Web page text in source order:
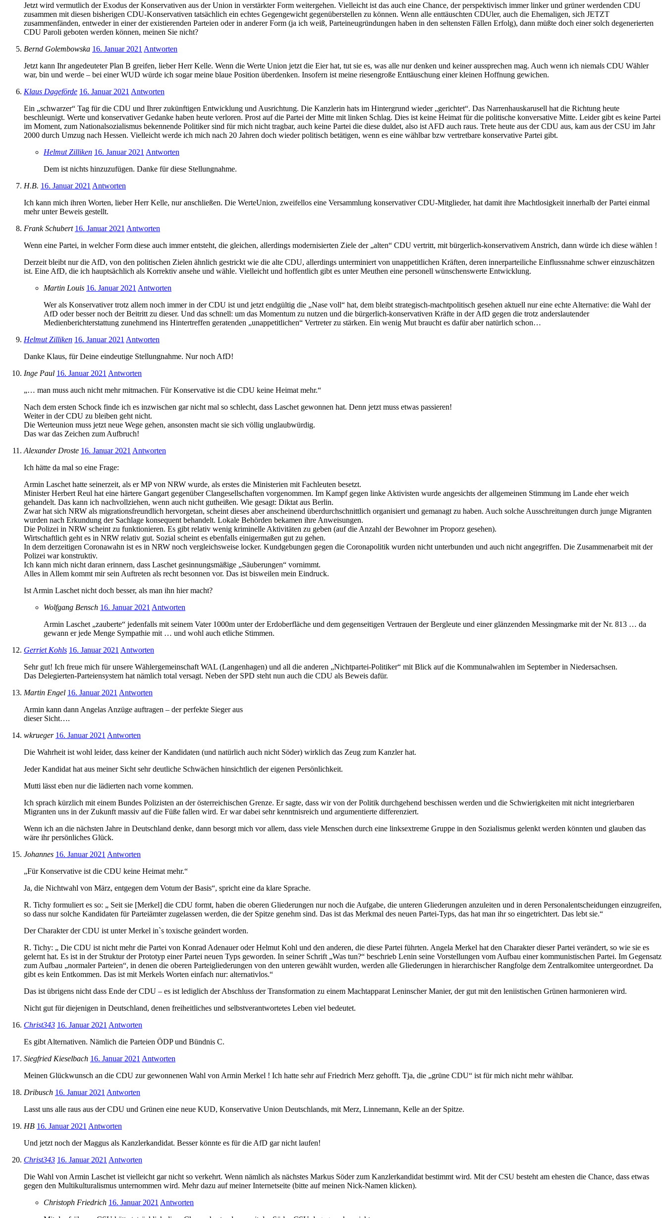
Jetzt wird vermutlich der Exodus der Konservativen aus der Union in verstärkter Form weitergehen. Vielleicht ist das auch eine Chance, der perspektivisch immer linker und grüner werdenden CDU
zusammen mit diesen bisherigen CDU-Konservativen tatsächlich ein echtes Gegengewicht gegenüberstellen zu können. Wenn alle enttäuschten CDUler, auch die Ehemaligen, sich JETZT
zusammenfänden, entweder in einer der existierenden Parteien oder in anderer Form (ja ich weiß, Parteineugründungen haben in den seltensten Fällen Erfolg), dann müßte doch einer solch degenerierten
CDU Paroli geboten werden können, meinen Sie nicht?
Bernd Golembowska 16. Januar 2021 Antworten
Jetzt kann Ihr angedeuteter Plan B greifen, lieber Herr Kelle. Wenn die Werte Union jetzt die Eier hat, tut sie es, was alle nur denken und keiner aussprechen mag. Auch wenn ich niemals CDU Wähler
war, bin und werde – bei einer WUD würde ich sogar meine blaue Position überdenken. Insofern ist meine riesengroße Enttäuschung einer kleinen Hoffnung gewichen.
Klaus Dageförde 16. Januar 2021 Antworten
Ein „schwarzer“ Tag für die CDU und Ihrer zukünftigen Entwicklung und Ausrichtung. Die Kanzlerin hats im Hintergrund wieder „gerichtet“. Das Narrenhauskarusell hat die Richtung heute
beschleunigt. Werte und konservativer Gedanke haben heute verloren. Prost auf die Partei der Mitte mit linken Schlag. Dies ist keine Heimat für die politische konversative Mitte. Leider gibt es keine Partei
im Moment, zum Nationalsozialismus bekennende Politiker sind für mich nicht tragbar, auch keine Partei die diese duldet, also ist AFD auch raus. Trete heute aus der CDU aus, kam aus der CSU im Jahr
2000 durch Umzug nach Hessen. Vielleicht werde ich mich nach 20 Jahren doch wieder politisch betätigen, wenn es eine wählbar bzw vertretbare konservative Partei gibt.
Helmut Zilliken 16. Januar 2021 Antworten
Dem ist nichts hinzuzufügen. Danke für diese Stellungnahme.
H.B. 16. Januar 2021 Antworten
Ich kann mich ihren Worten, lieber Herr Kelle, nur anschließen. Die WerteUnion, zweifellos eine Versammlung konservativer CDU-Mitglieder, hat damit ihre Machtlosigkeit innerhalb der Partei einmal
mehr unter Beweis gestellt.
Frank Schubert 16. Januar 2021 Antworten
Wenn eine Partei, in welcher Form diese auch immer entsteht, die gleichen, allerdings modernisierten Ziele der „alten“ CDU vertritt, mit bürgerlich-konservativem Anstrich, dann würde ich diese wählen !
Derzeit bleibt nur die AfD, von den politischen Zielen ähnlich gestrickt wie die alte CDU, allerdings unterminiert von unappetitlichen Kräften, deren innerparteiliche Einflussnahme schwer einzuschätzen
ist. Eine AfD, die ich hauptsächlich als Korrektiv ansehe und wähle. Vielleicht und hoffentlich gibt es unter Meuthen eine personell wünschenswerte Entwicklung.
Martin Louis 16. Januar 2021 Antworten
Wer als Konservativer trotz allem noch immer in der CDU ist und jetzt endgültig die „Nase voll“ hat, dem bleibt strategisch-machtpolitisch gesehen aktuell nur eine echte Alternative: die Wahl der
AfD oder besser noch der Beitritt zu dieser. Und das schnell: um das Momentum zu nutzen und die bürgerlich-konservativen Kräfte in der AfD gegen die trotz anderslautender
Medienberichterstattung zunehmend ins Hintertreffen geratenden „unappetitlichen“ Vertreter zu stärken. Ein wenig Mut braucht es dafür aber natürlich schon…
Helmut Zilliken 16. Januar 2021 Antworten
Danke Klaus, für Deine eindeutige Stellungnahme. Nur noch AfD!
Inge Paul 16. Januar 2021 Antworten
„… man muss auch nicht mehr mitmachen. Für Konservative ist die CDU keine Heimat mehr.“
Nach dem ersten Schock finde ich es inzwischen gar nicht mal so schlecht, dass Laschet gewonnen hat. Denn jetzt muss etwas passieren!
Weiter in der CDU zu bleiben geht nicht.
Die Werteunion muss jetzt neue Wege gehen, ansonsten macht sie sich völlig unglaubwürdig.
Das war das Zeichen zum Aufbruch!
Alexander Droste 16. Januar 2021 Antworten
Ich hätte da mal so eine Frage:
Armin Laschet hatte seinerzeit, als er MP von NRW wurde, als erstes die Ministerien mit Fachleuten besetzt.
Minister Herbert Reul hat eine härtere Gangart gegenüber Clangesellschaften vorgenommen. Im Kampf gegen linke Aktivisten wurde angesichts der allgemeinen Stimmung im Lande eher weich
gehandelt. Das kann ich nachvollziehen, wenn auch nicht gutheißen. Wie gesagt: Diktat aus Berlin.
Zwar hat sich NRW als migrationsfreundlich hervorgetan, scheint dieses aber anscheinend überdurchschnittlich organisiert und gemanagt zu haben. Auch solche Ausschreitungen durch junge Migranten
wurden nach Erkundung der Sachlage konsequent behandelt. Lokale Behörden bekamen ihre Anweisungen.
Die Polizei in NRW scheint zu funktionieren. Es gibt relativ wenig kriminelle Aktivitäten zu geben (auf die Anzahl der Bewohner im Proporz gesehen).
Wirtschaftlich geht es in NRW relativ gut. Sozial scheint es ebenfalls einigermaßen gut zu gehen.
In dem derzeitigen Coronawahn ist es in NRW noch vergleichsweise locker. Kundgebungen gegen die Coronapolitik wurden nicht unterbunden und auch nicht angegriffen. Die Zusammenarbeit mit der
Polizei war konstruktiv.
Ich kann mich nicht daran erinnern, dass Laschet gesinnungsmäßige „Säuberungen“ vornimmt.
Alles in Allem kommt mir sein Auftreten als recht besonnen vor. Das ist bisweilen mein Eindruck.
Ist Armin Laschet nicht doch besser, als man ihn hier macht?
Wolfgang Bensch 16. Januar 2021 Antworten
Armin Laschet „zauberte“ jedenfalls mit seinem Vater 1000m unter der Erdoberfläche und dem gegenseitigen Vertrauen der Bergleute und einer glänzenden Messingmarke mit der Nr. 813 … da
gewann er jede Menge Sympathie mit … und wohl auch etliche Stimmen.
Gerriet Kohls 16. Januar 2021 Antworten
Sehr gut! Ich freue mich für unsere Wählergemeinschaft WAL (Langenhagen) und all die anderen „Nichtpartei-Politiker“ mit Blick auf die Kommunalwahlen im September in Niedersachsen.
Das Delegierten-Parteiensystem hat nämlich total versagt. Neben der SPD steht nun auch die CDU als Beweis dafür.
Martin Engel 16. Januar 2021 Antworten
Armin kann dann Angelas Anzüge auftragen – der perfekte Sieger aus
dieser Sicht….
wkrueger 16. Januar 2021 Antworten
Die Wahrheit ist wohl leider, dass keiner der Kandidaten (und natürlich auch nicht Söder) wirklich das Zeug zum Kanzler hat.
Jeder Kandidat hat aus meiner Sicht sehr deutliche Schwächen hinsichtlich der eigenen Persönlichkeit.
Mutti lässt eben nur die lädierten nach vorne kommen.
Ich sprach kürzlich mit einem Bundes Polizisten an der österreichischen Grenze. Er sagte, dass wir von der Politik durchgehend beschissen werden und die Schwierigkeiten mit nicht integrierbaren
Migranten uns in der Zukunft massiv auf die Füße fallen wird. Er war dabei sehr kenntnisreich und argumentierte differenziert.
Wenn ich an die nächsten Jahre in Deutschland denke, dann besorgt mich vor allem, dass viele Menschen durch eine linksextreme Gruppe in den Sozialismus gelenkt werden könnten und glauben das
wäre ihr persönliches Glück.
Johannes 16. Januar 2021 Antworten
„Für Konservative ist die CDU keine Heimat mehr.“
Ja, die Nichtwahl von März, entgegen dem Votum der Basis“, spricht eine da klare Sprache.
R. Tichy formuliert es so: „ Seit sie [Merkel] die CDU formt, haben die oberen Gliederungen nur noch die Aufgabe, die unteren Gliederungen anzuleiten und in deren Personalentscheidungen einzugreifen,
so dass nur solche Kandidaten für Parteiämter zugelassen werden, die der Spitze genehm sind. Das ist das Merkmal des neuen Partei-Typs, das hat man ihr so eingetrichtert. Das lebt sie.“
Der Charakter der CDU ist unter Merkel inˋs toxische geändert worden.
R. Tichy: „ Die CDU ist nicht mehr die Partei von Konrad Adenauer oder Helmut Kohl und den anderen, die diese Partei führten. Angela Merkel hat den Charakter dieser Partei verändert, so wie sie es
gelernt hat. Es ist in der Struktur der Prototyp einer Partei neuen Typs geworden. In seiner Schrift „Was tun?“ beschrieb Lenin seine Vorstellungen vom Aufbau einer kommunistischen Partei. Im Gegensatz
zum Aufbau „normaler Parteien“, in denen die oberen Parteigliederungen von den unteren gewählt wurden, werden alle Gliederungen in hierarchischer Rangfolge dem Zentralkomitee untergeordnet. Da
gibt es kein Entkommen. Das ist mit Merkels Worten einfach nur: alternativlos.“
Das ist übrigens nicht dass Ende der CDU – es ist lediglich der Abschluss der Transformation zu einem Machtapparat Leninscher Manier, der gut mit den leniistischen Grünen harmonieren wird.
Nicht gut für diejenigen in Deutschland, denen freiheitliches und selbstverantwortetes Leben viel bedeutet.
Christ343 16. Januar 2021 Antworten
Es gibt Alternativen. Nämlich die Parteien ÖDP und Bündnis C.
Siegfried Kieselbach 16. Januar 2021 Antworten
Meinen Glückwunsch an die CDU zur gewonnenen Wahl von Armin Merkel ! Ich hatte sehr auf Friedrich Merz gehofft. Tja, die „grüne CDU“ ist für mich nicht mehr wählbar.
Dribusch 16. Januar 2021 Antworten
Lasst uns alle raus aus der CDU und Grünen eine neue KUD, Konservative Union Deutschlands, mit Merz, Linnemann, Kelle an der Spitze.
HB 16. Januar 2021 Antworten
Und jetzt noch der Maggus als Kanzlerkandidat. Besser könnte es für die AfD gar nicht laufen!
Christ343 16. Januar 2021 Antworten
Die Wahl von Armin Laschet ist vielleicht gar nicht so verkehrt. Wenn nämlich als nächstes Markus Söder zum Kanzlerkandidat bestimmt wird. Mit der CSU besteht am ehesten die Chance, dass etwas
gegen den Multikulturalismus unternommen wird. Mehr dazu auf meiner Internetseite (bitte auf meinen Nick-Namen klicken).
Christoph Friedrich 16. Januar 2021 Antworten